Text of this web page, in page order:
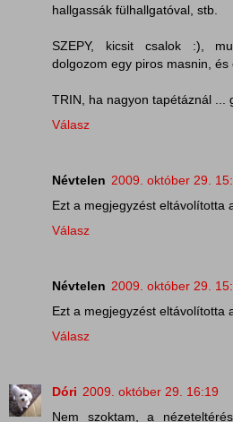
hallgassák fülhallgatóval, stb.
SZEPY, kicsit csalok :),
dolgozom egy piros masnin, és
TRIN, ha nagyon tapétáznál ...
Válasz
Névtelen 2009. október 29.
Ezt a megjegyzést eltávolította
Válasz
Névtelen 2009. október 29.
Ezt a megjegyzést eltávolította
Válasz
Dóri 2009. október 29. 16:19
Nem szoktam, a